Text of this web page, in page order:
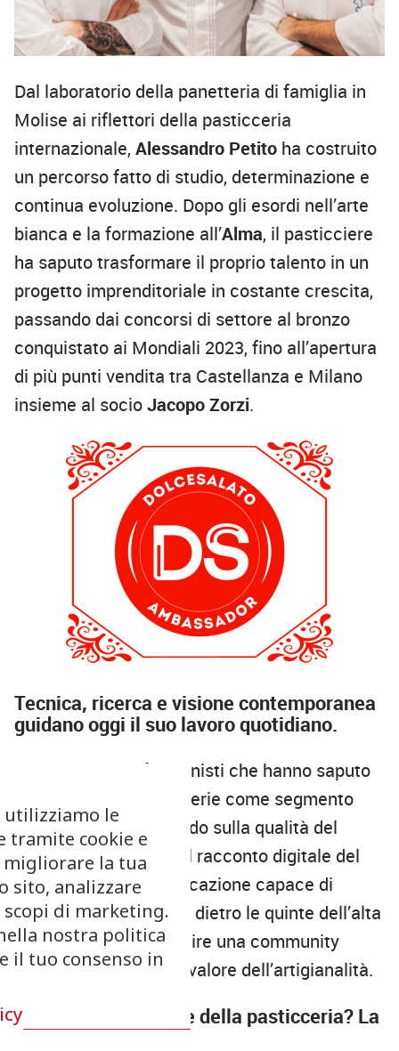
Dal laboratorio della panetteria di famiglia in
Molise ai riflettori della pasticceria
internazionale, Alessandro Petito ha costruito
un percorso fatto di studio, determinazione e
continua evoluzione. Dopo gli esordi nell’arte
bianca e la formazione all’Alma, il pasticciere
ha saputo trasformare il proprio talento in un
progetto imprenditoriale in costante crescita,
passando dai concorsi di settore al bronzo
conquistato ai Mondiali 2023, fino all’apertura
di più punti vendita tra Castellanza e Milano
insieme al socioJacopo Zorzi.
Tecnica, ricerca e visione contemporanea
guidano oggi il suo lavoro quotidiano.
Petito è tra i professionisti che hanno saputo
valorizzare la viennoiserie come segmento
d’eccellenza, investendo sulla qualità del
prodotto ma anche sul racconto digitale del
mestiere. Una comunicazione capace di
mostrare al pubblico il dietro le quinte dell’alta
pasticceria e di costruire una community
sempre più attenta al valore dell’artigianalità.
La nuova ossessione della pasticceria? La
frutta realistica
le
tramite cookie e
la tua
sito, analizzare
di marketing.
nostra politica
il tuo consenso in